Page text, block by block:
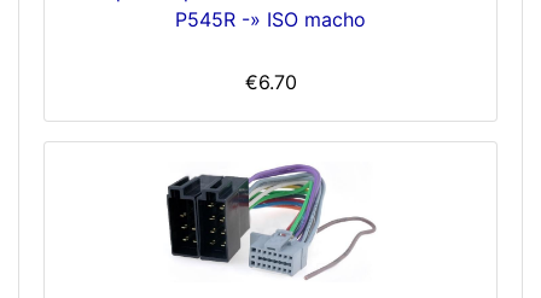
P545R -» ISO macho
€6.70